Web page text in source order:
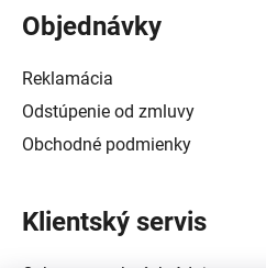
Objednávky
Reklamácia
Odstúpenie od zmluvy
Obchodné podmienky
Klientský servis